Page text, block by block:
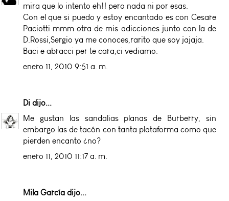
mira que lo intento eh!! pero nada ni por esas.
Con el que si puedo y estoy encantado es con Cesare
Paciotti mmm otra de mis adicciones junto con la de
D.Rossi,Sergio ya me conoces,rarito que soy jajaja.
Baci e abracci per te cara,ci vediamo.
enero 11, 2010 9:51 a. m.
Di dijo...
Me gustan las sandalias planas de Burberry, sin
embargo las de tacón con tanta plataforma como que
pierden encanto ¿no?
enero 11, 2010 11:17 a. m.
Mila García dijo...